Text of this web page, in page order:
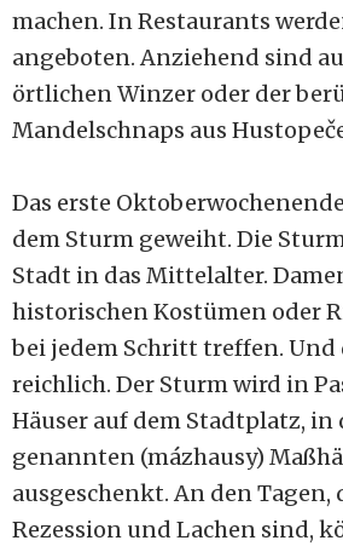
machen. In Restaurants
angeboten. Anziehend sind
örtlichen Winzer oder der
Mandelschnaps aus
Das erste
dem Sturm geweiht. Die
Stadt in das Mittelalter.
historischen Kostümen oder
bei jedem Schritt treffen.
reichlich. Der Sturm wird in
Häuser auf dem Stadtplatz, in
genannten (mázhausy)
ausgeschenkt. An den Tagen,
Rezession und Lachen sind,